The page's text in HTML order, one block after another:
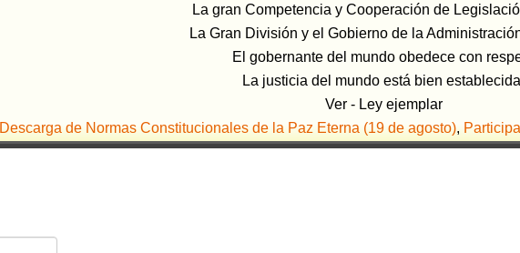
La gran Competencia y Cooperación de
La Gran División y el Gobierno de la
El gobernante del mundo obedece con
La justicia del mundo está bien
Ver - Ley ejemplar
Descarga de Normas Constitucionales de la Paz Eterna (19 de agosto),